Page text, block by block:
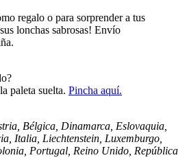
regalo o para sorprender a tus
lonchas sabrosas! Envío
paleta suelta. Pincha aquí.
Bélgica, Dinamarca, Eslovaquia,
Italia, Liechtenstein, Luxemburgo,
Portugal, Reino Unido, República